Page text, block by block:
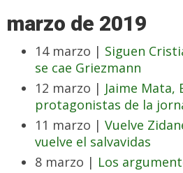
marzo de 2019
14 marzo | Siguen
se cae Griezmann
12 marzo | Jaime Mata,
protagonistas de la
11 marzo | Vuelve
vuelve el salvavidas
8 marzo | Los